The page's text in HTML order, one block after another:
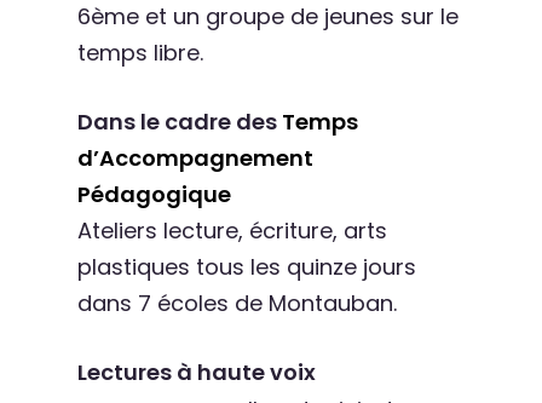
6ème et un groupe de jeunes sur le
temps libre.
Dans le cadre des Temps
d’Accompagnement
Pédagogique
Ateliers lecture, écriture, arts
plastiques tous les quinze jours
dans 7 écoles de Montauban.
Lectures à haute voix